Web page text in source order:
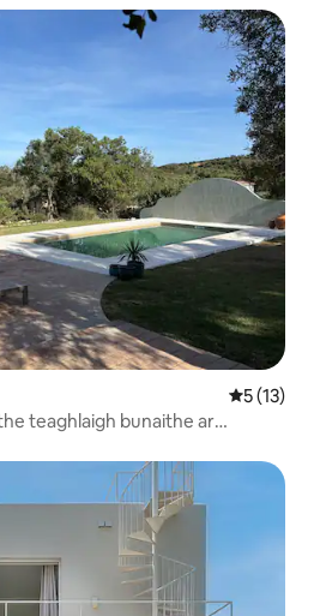
5 (13)
teaghlaigh bunaithe ar